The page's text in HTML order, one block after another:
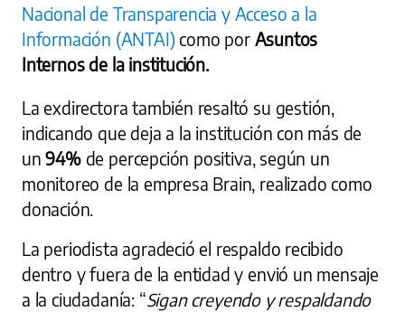
Nacional de Transparencia y Acceso a la
Información (ANTAI) como por Asuntos
Internos de la institución.
La exdirectora también resaltó su gestión,
indicando que deja a la institución con más de
un94%de percepción positiva, según un
monitoreo de la empresa Brain, realizado como
donación.
La periodista agradeció el respaldo recibido
dentro y fuera de la entidad y envió un mensaje
a la ciudadanía: “Sigan creyendo y respaldando